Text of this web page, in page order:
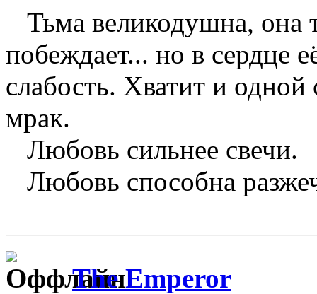
Тьма великодушна, она
побеждает... но в сердце
слабость. Хватит и одной
мрак.
Любовь сильнее свечи.
Любовь способна
The Emperor